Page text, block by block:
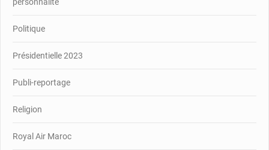
Politique
Présidentielle 2023
Publi-reportage
Religion
Royal Air Maroc